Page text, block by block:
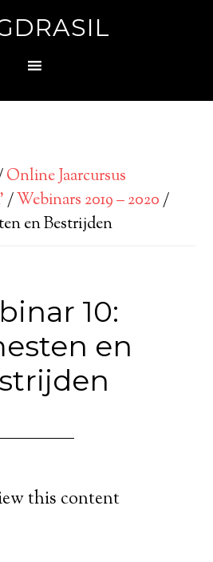
Online Jaarcursus
/Webinars 2019 – 2020/
en Bestrijden
10:
en
this content